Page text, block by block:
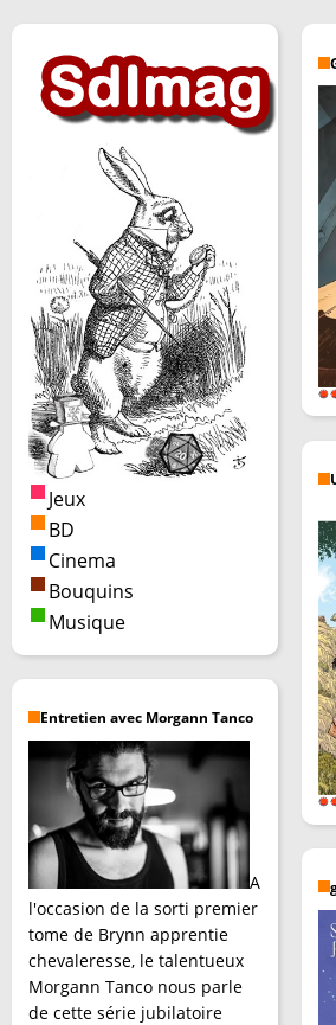
Jeux
BD
Cinema
Bouquins
Musique
Entretien avec Morgann Tanco
A
l'occasion de la sorti premier
tome de Brynn apprentie
chevaleresse, le talentueux
Morgann Tanco nous parle
de cette série jubilatoire